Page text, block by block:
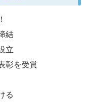
結
立
彰を受賞
る